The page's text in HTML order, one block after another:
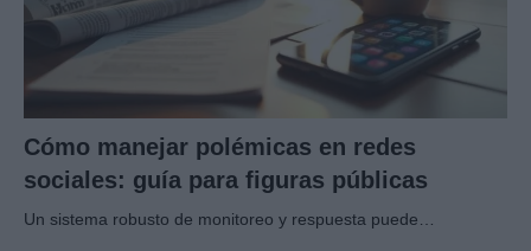
Cómo manejar polémicas en redes
sociales: guía para figuras públicas
Un sistema robusto de monitoreo y respuesta puede…